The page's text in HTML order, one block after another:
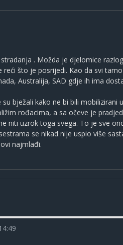
. Možda je djelomice
što je posrijedi. Kao da svi
Australija, SAD gdje ih ima
bježali kako ne bi bili
rođacima, a sa očeve je
niti uzrok toga svega. To je sve
se nikad nije uspio više
najmlađi.